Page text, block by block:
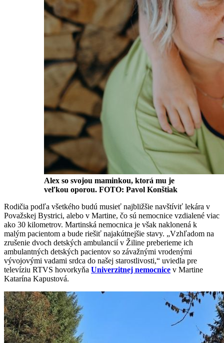
Alex so svojou maminkou, ktorá mu je
veľkou oporou. FOTO: Pavol Konštiak
Rodičia podľa všetkého budú musieť najbližšie navštíviť lekára v
Považskej Bystrici, alebo v Martine, čo sú nemocnice vzdialené viac
ako 30 kilometrov. Martinská nemocnica je však naklonená k
malým pacientom a bude riešiť najakútnejšie stavy. „Vzhľadom na
zrušenie dvoch detských ambulancií v Žiline preberieme ich
ambulantných detských pacientov so závažnými vrodenými
vývojovými vadami srdca do našej starostlivosti,“ uviedla pre
televíziu RTVS hovorkyňa Univerzitnej nemocnice v Martine
Katarína Kapustová.